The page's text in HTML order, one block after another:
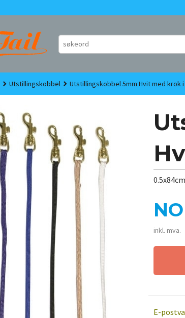
Utstillingskobbel Utstillingskobbel 5mm Hvit med krok
0.5x84cm
inkl. mva.
E-